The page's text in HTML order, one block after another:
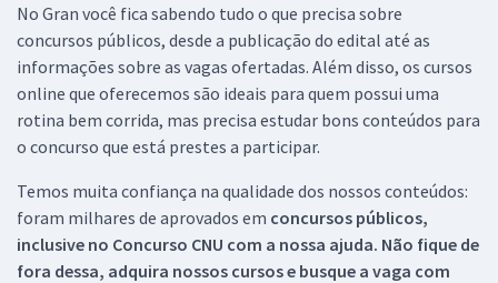
No Gran você fica sabendo tudo o que precisa sobre
concursos públicos, desde a publicação do edital até as
informações sobre as vagas ofertadas. Além disso, os cursos
online que oferecemos são ideais para quem possui uma
rotina bem corrida, mas precisa estudar bons conteúdos para
o concurso que está prestes a participar.
Temos muita confiança na qualidade dos nossos conteúdos:
foram milhares de aprovados em concursos públicos,
inclusive no Concurso CNU com a nossa ajuda. Não fique de
fora dessa, adquira nossos cursos e busque a vaga com